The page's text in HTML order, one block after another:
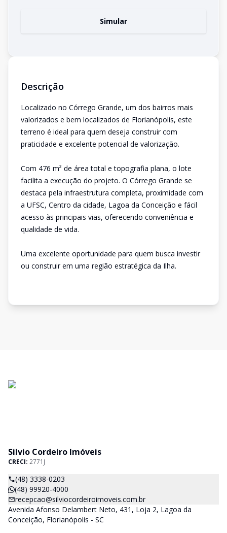
Simular
Descrição
Localizado no Córrego Grande, um dos bairros mais
valorizados e bem localizados de Florianópolis, este
terreno é ideal para quem deseja construir com
praticidade e excelente potencial de valorização.
Com 476 m² de área total e topografia plana, o lote
facilita a execução do projeto. O Córrego Grande se
destaca pela infraestrutura completa, proximidade com
a UFSC, Centro da cidade, Lagoa da Conceição e fácil
acesso às principais vias, oferecendo conveniência e
qualidade de vida.
Uma excelente oportunidade para quem busca investir
ou construir em uma região estratégica da Ilha.
Silvio Cordeiro Imóveis
CRECI: 2771J
(48) 3338-0203
(48) 99920-4000
recepcao@silviocordeiroimoveis.com.br
Avenida Afonso Delambert Neto, 431, Loja 2, Lagoa da
Conceição, Florianópolis - SC